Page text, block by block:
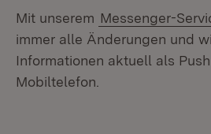
Mit unserem Messenger-
immer alle Änderungen und
Informationen aktuell als
Mobiltelefon.